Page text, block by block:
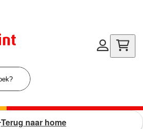
Terug naar home